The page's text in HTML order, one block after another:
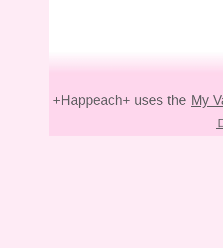
+Happeach+ uses the My